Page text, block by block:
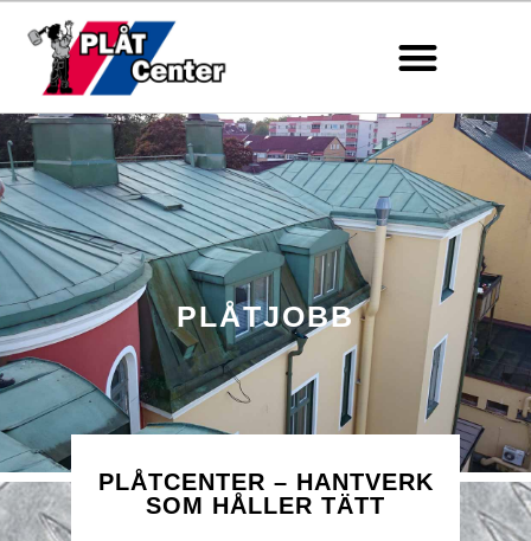
PLÅTJOBB
PLÅTCENTER – HANTVERK
SOM HÅLLER TÄTT